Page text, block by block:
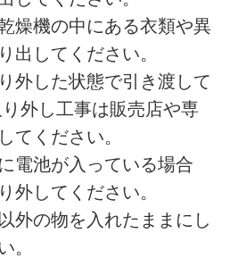
燥機の中にある衣類や異
出してください。
外した状態で引き渡して
外し工事は販売店や専
てください。
電池が入っている場合
外してください。
外の物を入れたままにし
。